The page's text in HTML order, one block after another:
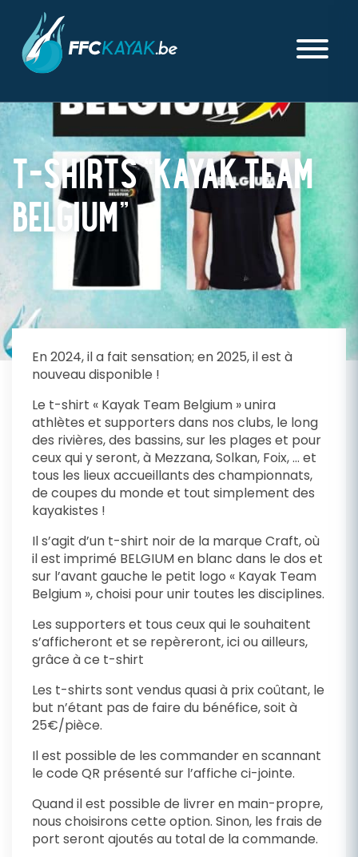
T-SHIRTS “KAYAK TEAM
BELGIUM”
PUBLIÉ LE MERCREDI 14 MAI 2025
En 2024, il a fait sensation; en 2025, il est à
nouveau disponible !
Le t-shirt « Kayak Team Belgium » unira
athlètes et supporters dans nos clubs, le long
des rivières, des bassins, sur les plages et pour
ceux qui y seront, à Mezzana, Solkan, Foix, … et
tous les lieux accueillants des championnats,
de coupes du monde et tout simplement des
kayakistes !
Il s’agit d’un t-shirt noir de la marque Craft, où
il est imprimé BELGIUM en blanc dans le dos et
sur l’avant gauche le petit logo « Kayak Team
Belgium », choisi pour unir toutes les disciplines.
Les supporters et tous ceux qui le souhaitent
s’afficheront et se repèreront, ici ou ailleurs,
grâce à ce t-shirt
Les t-shirts sont vendus quasi à prix coûtant, le
but n’étant pas de faire du bénéfice, soit à
25€/pièce.
Il est possible de les commander en scannant
le code QR présenté sur l’affiche ci-jointe.
Quand il est possible de livrer en main-propre,
nous choisirons cette option. Sinon, les frais de
port seront ajoutés au total de la commande.